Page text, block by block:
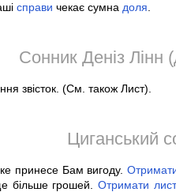
справи чекає сумна доля
Сонник Деніз Лінн
звісток. (См. також Лист).
Циганський
принесе Бам вигоду.
більше грошей. Отримати лист